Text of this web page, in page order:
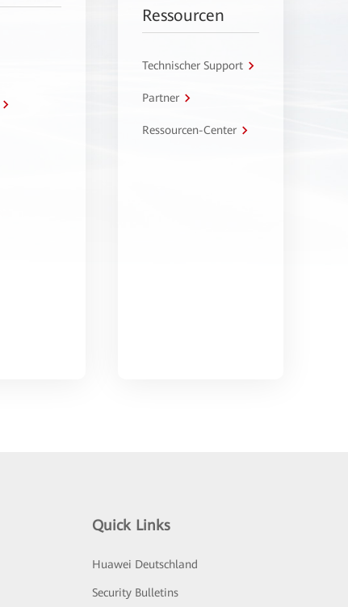
Ressourcen
Technischer Support
Partner
Ressourcen-Center
Quick Links
Huawei Deutschland
Security Bulletins